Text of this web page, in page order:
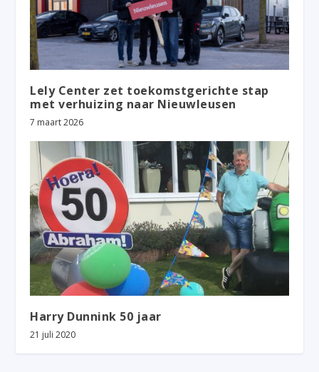
Lely Center zet toekomstgerichte stap
met verhuizing naar Nieuwleusen
7 maart 2026
Harry Dunnink 50 jaar
21 juli 2020